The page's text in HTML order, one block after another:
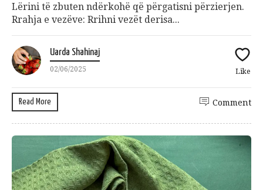
Lërini të zbuten ndërkohë që përgatisni përzierjen.
Rrahja e vezëve: Rrihni vezët derisa...
Uarda Shahinaj
02/06/2025 Like
Read More Comment